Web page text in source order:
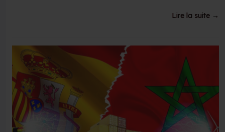
Lire la suite →